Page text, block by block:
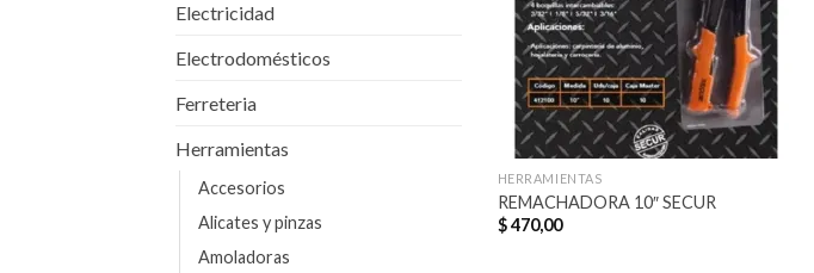
Electricidad
Electrodomésticos
Ferreteria
Herramientas
Accesorios
Alicates y pinzas
Amoladoras
HERRAMIENTAS
REMACHADORA 10″ SECUR
$470,00